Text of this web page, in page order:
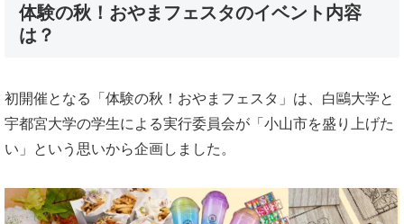
体験の秋！おやまフェスタのイベント内容
は？
初開催となる「体験の秋！おやまフェスタ」は、白鷗大学と
宇都宮大学の学生による実行委員会が「小山市を盛り上げた
い」という思いから企画しました。